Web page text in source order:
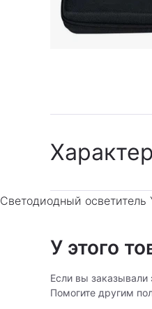
Архив:
Светодиодный осветитель
У этого
Если вы заказывали
Помогите другим